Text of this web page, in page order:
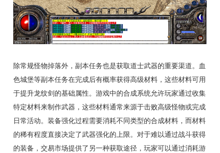
除常规怪物掉落外，副本任务也是获取道士武器的重要渠道。血
色城堡等副本任务在完成后有概率获得高级材料，这些材料可用
于提升龙纹剑的基础属性。游戏中的合成系统允许玩家通过收集
特定材料来制作武器，这些材料通常来源于击败高级怪物或完成
日常活动。装备强化过程需要消耗不同类型的合成材料，而材料
的稀有程度直接决定了武器强化的上限。对于难以通过战斗获得
的装备，交易市场提供了另一种获取途径，玩家可以通过消耗游